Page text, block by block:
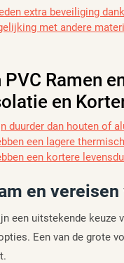
extra beveiliging
met andere
Ramen
en
duurder dan houten of
een lagere
een kortere
en
een uitstekende
Een van de grote